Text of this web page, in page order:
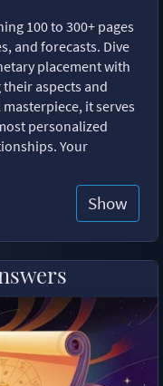
100 to 300+ pages
and forecasts. Dive
placement with
aspects and
it serves
personalized
Your
Show